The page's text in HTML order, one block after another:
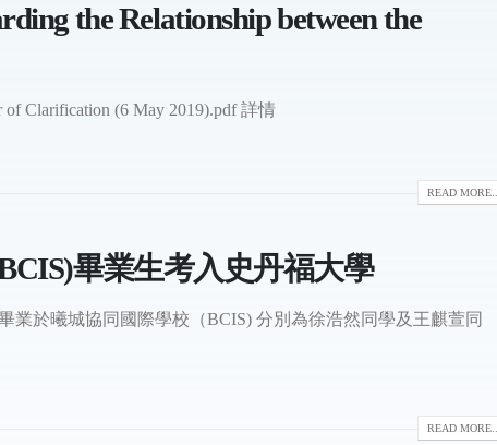
the Relationship between the
Clarification (6 May 2019).pdf 詳情
READ MORE...
畢業生考入史丹福大學
業於曦城協同國際學校（BCIS) 分別為徐浩然同學及王麒萱同
READ MORE...